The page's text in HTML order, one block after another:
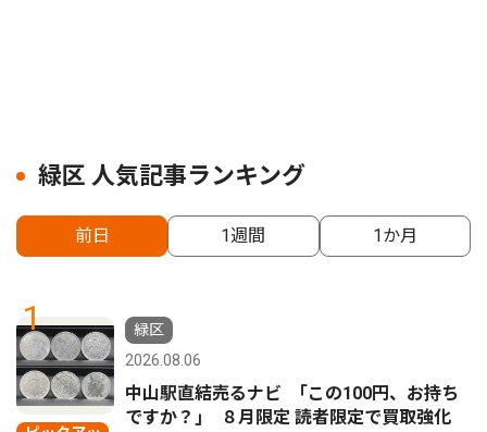
緑区 人気記事ランキング
前日 1週間 1か月
1
緑区
2026.08.06
中山駅直結売るナビ ｢この100円、お持ち
ですか？｣ ８月限定 読者限定で買取強化